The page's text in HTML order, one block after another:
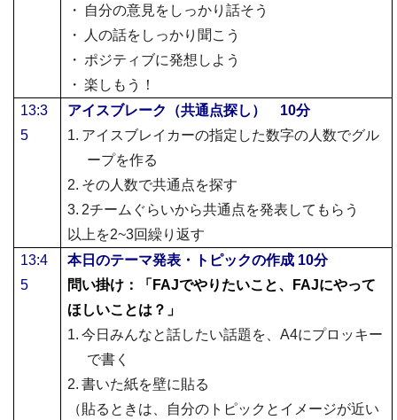
・
自分の意見をしっかり話そう
・
人の話をしっかり聞こう
・ ポジティブに発想しよう
・ 楽しもう！
13:3
5
アイスブレーク（共通点探し） 10分
1. アイスブレイカーの指定した数字の人数でグル
ープを作る
2. その人数で共通点を探す
3. 2チームぐらいから共通点を発表してもらう
以上を2~3回繰り返す
13:4
5
本日のテーマ発表・トピックの作成10分
問い掛け：「 FAJでやりたいこと、 FAJにやって
ほしいことは？」
1. 今日みんなと話したい話題を、 A4にプロッキー
で書く
2. 書いた紙を壁に貼る
（貼るときは、自分のトピックとイメージが近い